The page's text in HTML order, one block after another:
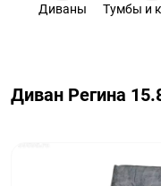
Диваны Тумбы и
Диван Регина